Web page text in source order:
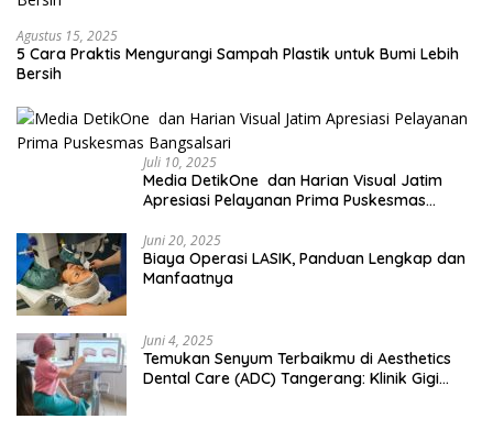
Agustus 15, 2025
5 Cara Praktis Mengurangi Sampah Plastik untuk Bumi Lebih
Bersih
Juli 10, 2025
Media DetikOne dan Harian Visual Jatim
Apresiasi Pelayanan Prima Puskesmas
Juni 20, 2025
Biaya Operasi LASIK, Panduan Lengkap dan
Manfaatnya
Juni 4, 2025
Temukan Senyum Terbaikmu di Aesthetics
Dental Care (ADC) Tangerang: Klinik Gigi